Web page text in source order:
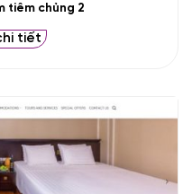
tiêm chủng 2
tiết